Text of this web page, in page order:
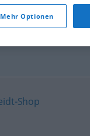
Mehr Optionen